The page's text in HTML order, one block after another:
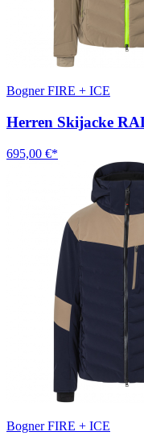
Bogner FIRE + ICE
Herren Skijacke
695,00 €*
Bogner FIRE + ICE